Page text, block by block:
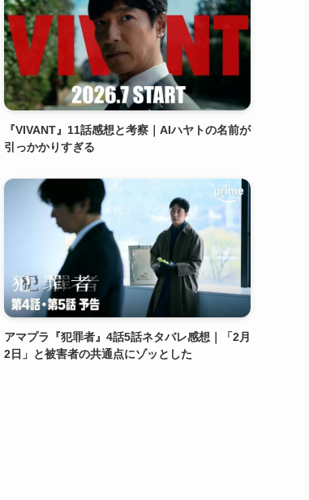
『VIVANT』11話感想と考察｜AIハヤトの名前が
引っかかりすぎる
アマプラ『犯罪者』4話5話ネタバレ感想｜「2月
2日」と被害者の共通点にゾッとした